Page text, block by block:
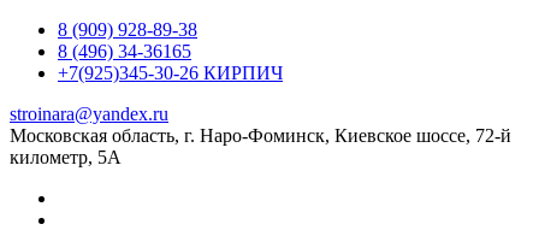
8 (909) 928-89-38
8 (496) 34-36165
+7(925)345-30-26 КИРПИЧ
stroinara@yandex.ru
Московская область, г. Наро-Фоминск, Киевское шоссе, 72-й
километр, 5А